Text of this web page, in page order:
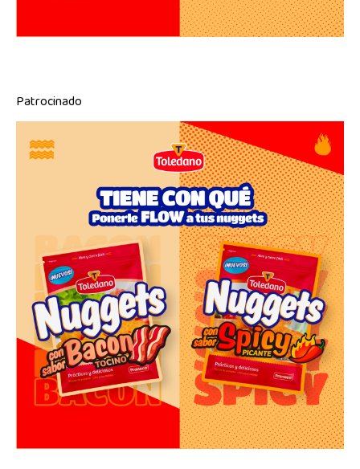
Patrocinado